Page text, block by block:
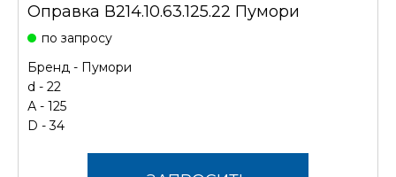
Оправка В214.10.63.125.22 Пумори
по запросу
Бренд - Пумори
d - 22
А - 125
D - 34